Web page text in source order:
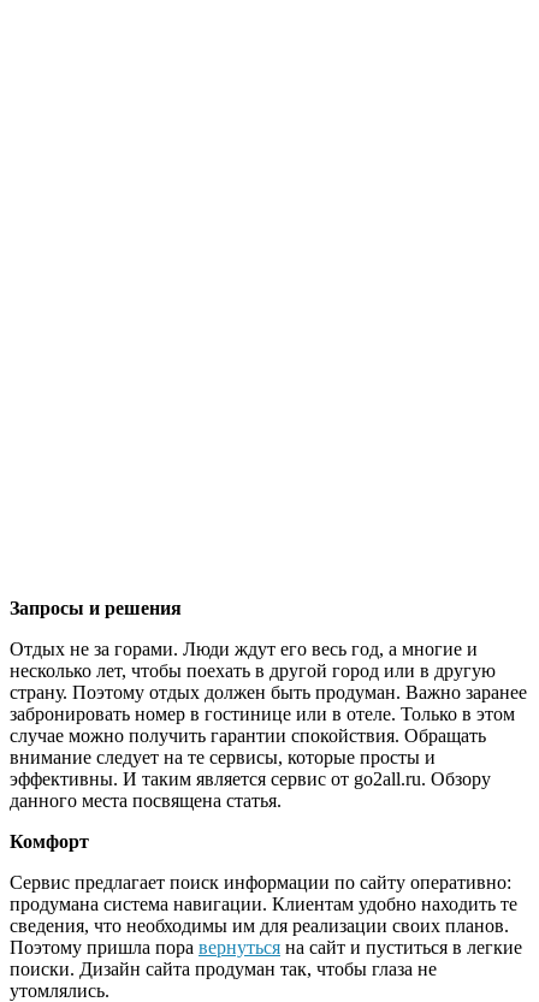
Запросы и решения
Отдых не за горами. Люди ждут его весь год, а многие и
несколько лет, чтобы поехать в другой город или в другую
страну. Поэтому отдых должен быть продуман. Важно заранее
забронировать номер в гостинице или в отеле. Только в этом
случае можно получить гарантии спокойствия. Обращать
внимание следует на те сервисы, которые просты и
эффективны. И таким является сервис от go2all.ru. Обзору
данного места посвящена статья.
Комфорт
Сервис предлагает поиск информации по сайту оперативно:
продумана система навигации. Клиентам удобно находить те
сведения, что необходимы им для реализации своих планов.
Поэтому пришла пора вернуться на сайт и пуститься в легкие
поиски. Дизайн сайта продуман так, чтобы глаза не
утомлялись.